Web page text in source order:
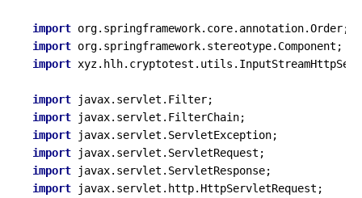
import
import
import
import
import
import
import
import
import